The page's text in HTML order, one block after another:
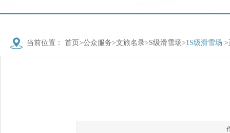
当前位置： 首页 >公众服务>文旅名录>S级滑雪场>1S级滑雪场 >